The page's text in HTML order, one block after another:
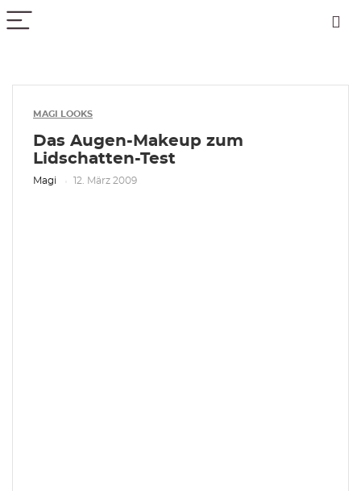
MAGI LOOKS
Das Augen-Makeup zum
Lidschatten-Test
Magi 12. März 2009